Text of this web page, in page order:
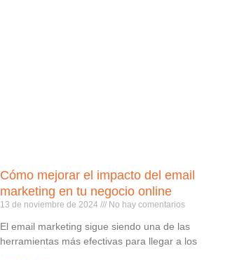
Cómo mejorar el impacto del email
marketing en tu negocio online
13 de noviembre de 2024 No hay comentarios
El email marketing sigue siendo una de las
herramientas más efectivas para llegar a los